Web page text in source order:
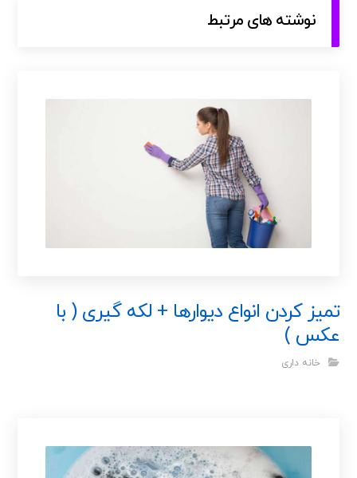
نوشته های مرتبط
تمیز کردن انواع دیوارها + لکه گیری ( با
عکس )
خانه داری